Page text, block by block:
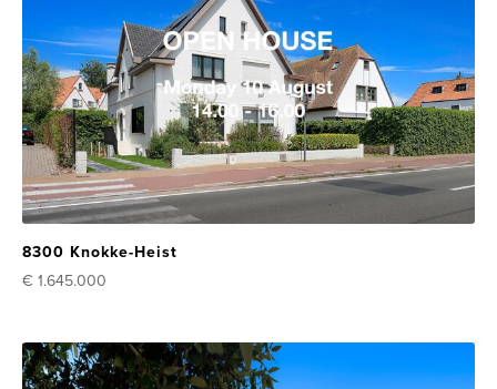
8300 Knokke-Heist
€ 1.645.000